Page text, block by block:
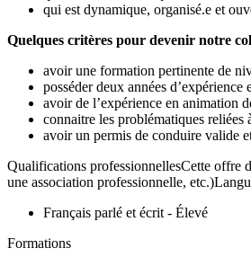
qui est dynamique, organisé.e et
Quelques critères pour devenir notre
avoir une formation pertinente de
posséder deux années
avoir de l’expérience en animation
connaitre les problématiques reliées
avoir un permis de conduire valide
Qualifications professionnellesCette offre
une association professionnelle,
Français parlé et écrit - Élevé
Formations